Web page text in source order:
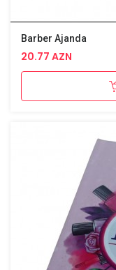
Barber Ajanda
20.77 AZN